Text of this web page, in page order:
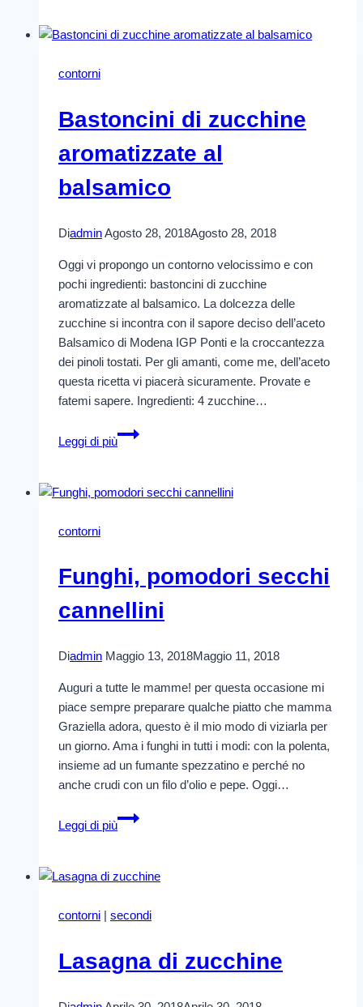
forno
contorni
Bastoncini di zucchine
aromatizzate al
balsamico
DiadminAgosto 28, 2018Agosto 28, 2018
Oggi vi propongo un contorno velocissimo e con
pochi ingredienti: bastoncini di zucchine
aromatizzate al balsamico. La dolcezza delle
zucchine si incontra con il sapore deciso dell’aceto
Balsamico di Modena IGP Ponti e la croccantezza
dei pinoli tostati. Per gli amanti, come me, dell’aceto
questa ricetta vi piacerà sicuramente. Provate e
fatemi sapere. Ingredienti: 4 zucchine…
Leggi di più
Bastoncini
di
aromatizzate
contorni
Funghi, pomodori secchi
cannellini
Diadmin Maggio 13, 2018Maggio 11, 2018
Auguri a tutte le mamme! per questa occasione mi
piace sempre preparare qualche piatto che mamma
Graziella adora, questo è il mio modo di viziarla per
un giorno. Ama i funghi in tutti i modi: con la polenta,
insieme ad un fumante spezzatino e perché no
anche crudi con un filo d’olio e pepe. Oggi…
Leggi di più
Funghi,
pomodori
cannellini
contorni | secondi
Lasagna di zucchine